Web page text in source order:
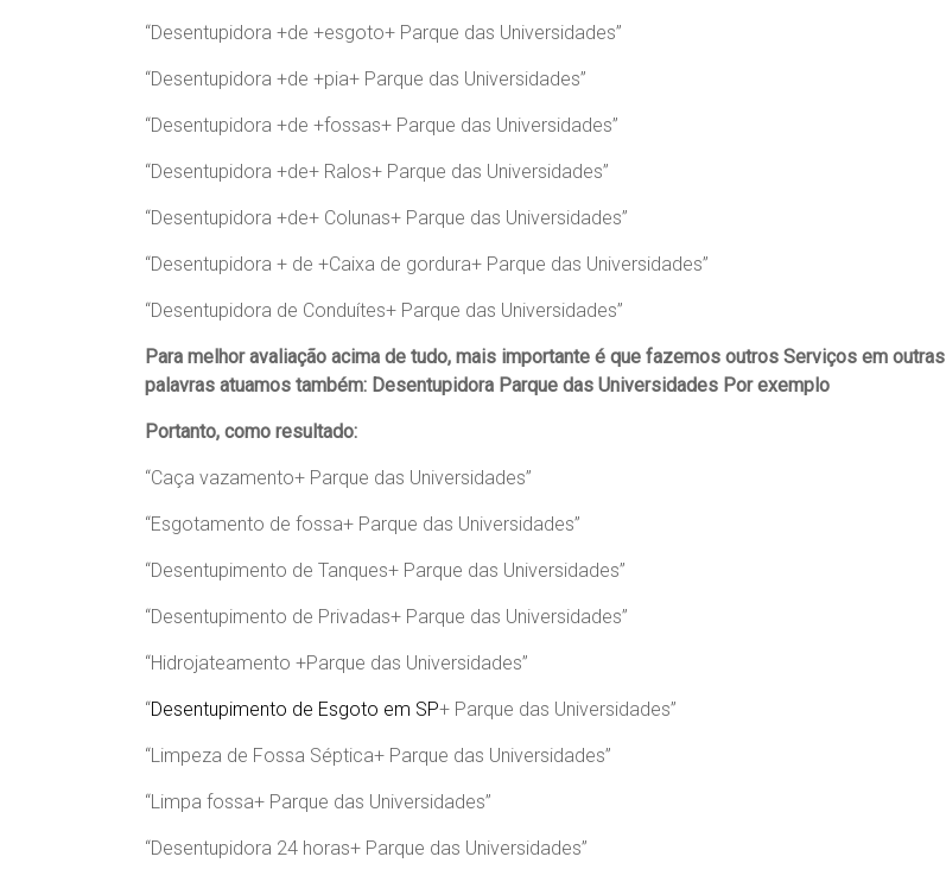
“Desentupidora +de +esgoto+ Parque das Universidades”
“Desentupidora +de +pia+ Parque das Universidades”
“Desentupidora +de +fossas+ Parque das Universidades”
“Desentupidora +de+ Ralos+ Parque das Universidades”
“Desentupidora +de+ Colunas+ Parque das Universidades”
“Desentupidora + de +Caixa de gordura+ Parque das Universidades”
“Desentupidora de Conduítes+ Parque das Universidades”
Para melhor avaliação acima de tudo, mais importante é que fazemos outros Serviços em outras
palavras atuamos também: Desentupidora Parque das Universidades Por exemplo
Portanto, como resultado:
“Caça vazamento+ Parque das Universidades”
“Esgotamento de fossa+ Parque das Universidades”
“Desentupimento de Tanques+ Parque das Universidades”
“Desentupimento de Privadas+ Parque das Universidades”
“Hidrojateamento +Parque das Universidades”
“Desentupimento de Esgoto em SP+ Parque das Universidades”
“Limpeza de Fossa Séptica+ Parque das Universidades”
“Limpa fossa+ Parque das Universidades”
“Desentupidora 24 horas+ Parque das Universidades”